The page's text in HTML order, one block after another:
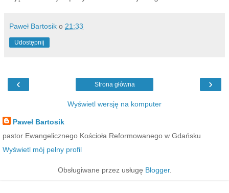
Paweł Bartosik o 21:33
Udostępnij
‹ ›
Strona główna
Wyświetl wersję na komputer
Paweł Bartosik
pastor Ewangelicznego Kościoła Reformowanego w Gdańsku
Wyświetl mój pełny profil
Obsługiwane przez usługę Blogger.